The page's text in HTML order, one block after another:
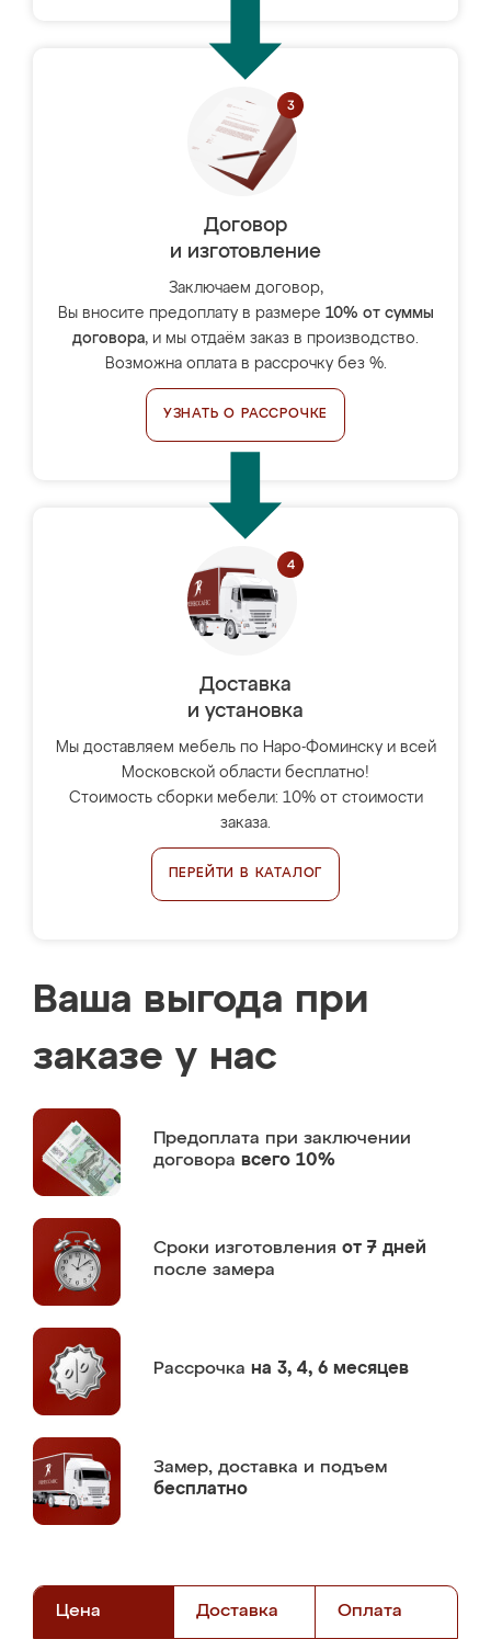
Договор
и изготовление
Заключаем договор,
Вы вносите предоплату в размере 10% от суммы
договора, и мы отдаём заказ в производство.
Возможна оплата в рассрочку без %.
УЗНАТЬ О РАССРОЧКЕ
Доставка
и установка
Мы доставляем мебель по Наро-Фоминску и всей
Московской области бесплатно!
Стоимость сборки мебели: 10% от стоимости
заказа.
ПЕРЕЙТИ В КАТАЛОГ
Ваша выгода при
заказе у нас
Предоплата при заключении
договора всего 10%
Сроки изготовления от 7 дней
после замера
Рассрочка на 3, 4, 6 месяцев
Замер, доставка и подъем
бесплатно
Цена Доставка Оплата